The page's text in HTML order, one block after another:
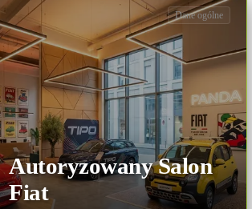
Autoryzowany Salon
Fiat
Dane ogólne